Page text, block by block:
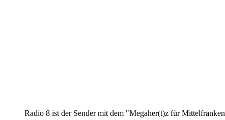
Radio 8 ist der Sender mit dem "Megaher(t)z für